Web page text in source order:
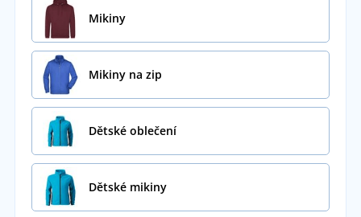
Mikiny
Mikiny na zip
Dětské oblečení
Dětské mikiny